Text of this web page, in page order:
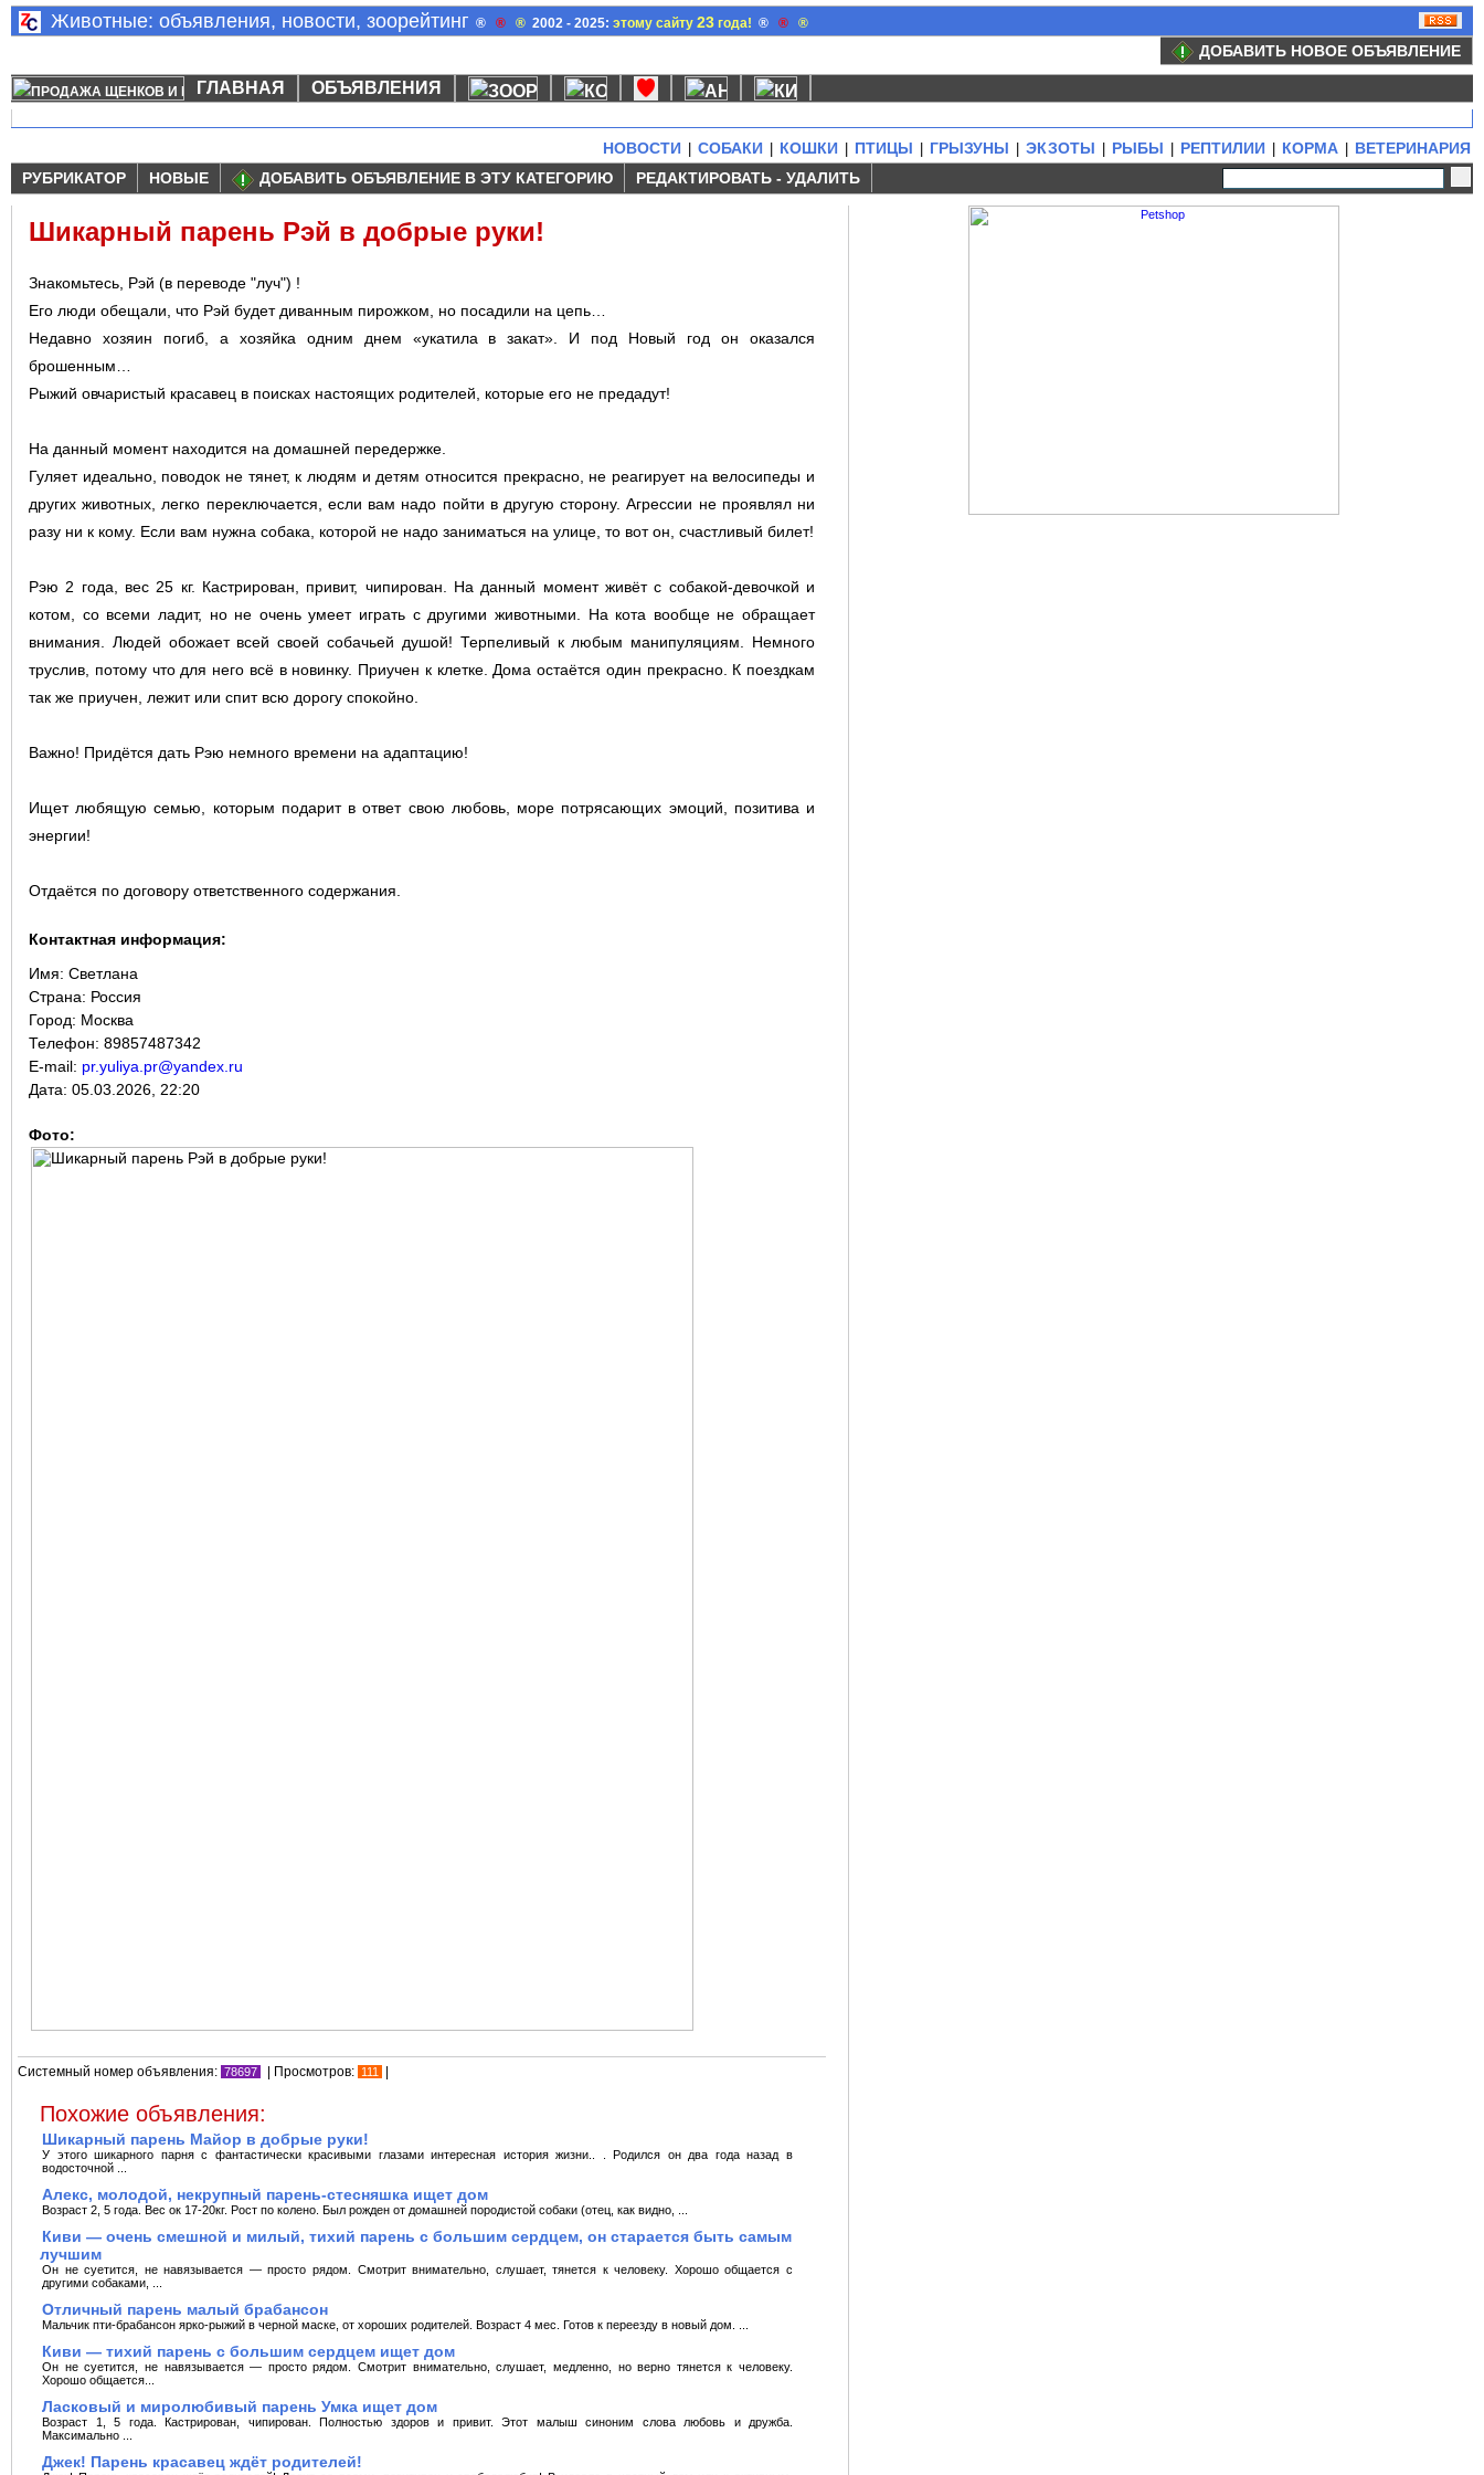
Животные: объявления, новости, зоорейтинг ® ® ® 2002 - 2025:этому сайту23 года! ® ® ®
ДОБАВИТЬ НОВОЕ ОБЪЯВЛЕНИЕ
ГЛАВНАЯ ОБЪЯВЛЕНИЯ
НОВОСТИ СОБАКИ КОШКИ ПТИЦЫ ГРЫЗУНЫ ЭКЗОТЫ РЫБЫ РЕПТИЛИИ КОРМА
ВЕТЕРИНАРИЯ
РУБРИКАТОР
НОВЫЕ ДОБАВИТЬ ОБЪЯВЛЕНИЕ В ЭТУ КАТЕГОРИЮ РЕДАКТИРОВАТЬ - УДАЛИТЬ
Шикарный парень Рэй в добрые руки!
Знакомьтесь, Рэй (в переводе "луч") !
Его люди обещали, что Рэй будет диванным пирожком, но посадили на цепь…
Недавно хозяин погиб, а хозяйка одним днем «укатила в закат». И под Новый год он оказался
брошенным…
Рыжий овчаристый красавец в поисках настоящих родителей, которые его не предадут!
На данный момент находится на домашней передержке.
Гуляет идеально, поводок не тянет, к людям и детям относится прекрасно, не реагирует на велосипеды и
других животных, легко переключается, если вам надо пойти в другую сторону. Агрессии не проявлял ни
разу ни к кому. Если вам нужна собака, которой не надо заниматься на улице, то вот он, счастливый билет!
Рэю 2 года, вес 25 кг. Кастрирован, привит, чипирован. На данный момент живёт с собакой-девочкой и
котом, со всеми ладит, но не очень умеет играть с другими животными. На кота вообще не обращает
внимания. Людей обожает всей своей собачьей душой! Терпеливый к любым манипуляциям. Немного
труслив, потому что для него всё в новинку. Приучен к клетке. Дома остаётся один прекрасно. К поездкам
так же приучен, лежит или спит всю дорогу спокойно.
Важно! Придётся дать Рэю немного времени на адаптацию!
Ищет любящую семью, которым подарит в ответ свою любовь, море потрясающих эмоций, позитива и
энергии!
Отдаётся по договору ответственного содержания.
Контактная информация:
Имя: Светлана
Страна: Россия
Город: Москва
Телефон: 89857487342
E-mail: pr.yuliya.pr@yandex.ru
Дата: 05.03.2026, 22:20
Фото:
Системный номер объявления: 78697 | Просмотров: 111 |
Похожие объявления:
Шикарный парень Майор в добрые руки!
У этого шикарного парня с фантастически красивыми глазами интересная история жизни.. . Родился он два года назад в
водосточной ...
Алекс, молодой, некрупный парень-стесняшка ищет дом
Возраст 2, 5 года. Вес ок 17-20кг. Рост по колено. Был рожден от домашней породистой собаки (отец, как видно, ...
Киви — очень смешной и милый, тихий парень с большим сердцем, он старается быть самым
лучшим
Он не суетится, не навязывается — просто рядом. Смотрит внимательно, слушает, тянется к человеку. Хорошо общается с
другими собаками, ...
Отличный парень малый брабансон
Мальчик пти-брабансон ярко-рыжий в черной маске, от хороших родителей. Возраст 4 мес. Готов к переезду в новый дом. ...
Киви — тихий парень с большим сердцем ищет дом
Он не суетится, не навязывается — просто рядом. Смотрит внимательно, слушает, медленно, но верно тянется к человеку.
Хорошо общается...
Ласковый и миролюбивый парень Умка ищет дом
Возраст 1, 5 года. Кастрирован, чипирован. Полностью здоров и привит. Этот малыш синоним слова любовь и дружба.
Максимально ...
Джек! Парень красавец ждёт родителей!